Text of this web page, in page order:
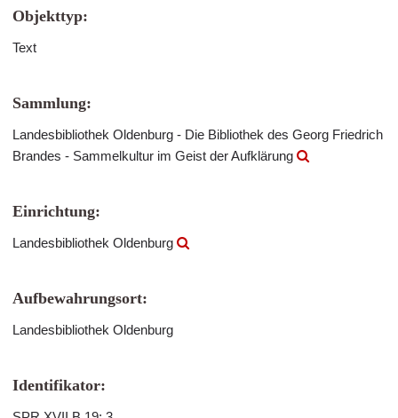
Objekttyp:
Text
Sammlung:
Landesbibliothek Oldenburg - Die Bibliothek des Georg Friedrich
Brandes - Sammelkultur im Geist der Aufklärung
Einrichtung:
Landesbibliothek Oldenburg
Aufbewahrungsort:
Landesbibliothek Oldenburg
Identifikator: